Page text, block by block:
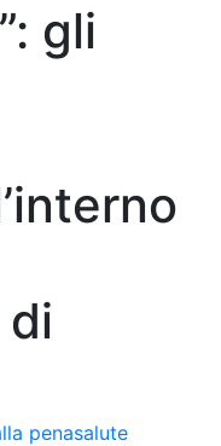
gli
penasalute